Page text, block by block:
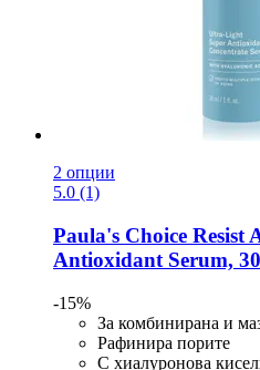
2 опции
5.0 (1)
Paula's Choice Resist
Antioxidant Serum,
-15%
За комбинирана и
Рафинира порите
С хиалуронова